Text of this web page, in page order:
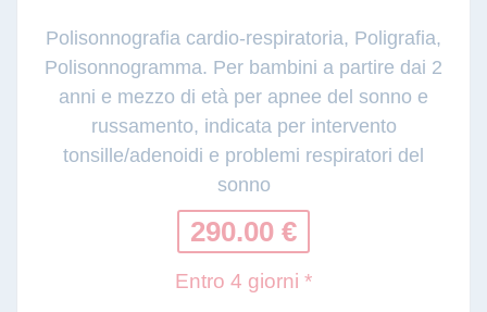
Polisonnografia cardio-respiratoria, Poligrafia,
Polisonnogramma. Per bambini a partire dai 2
anni e mezzo di età per apnee del sonno e
russamento, indicata per intervento
tonsille/adenoidi e problemi respiratori del
sonno
290.00 €
Entro 4 giorni *